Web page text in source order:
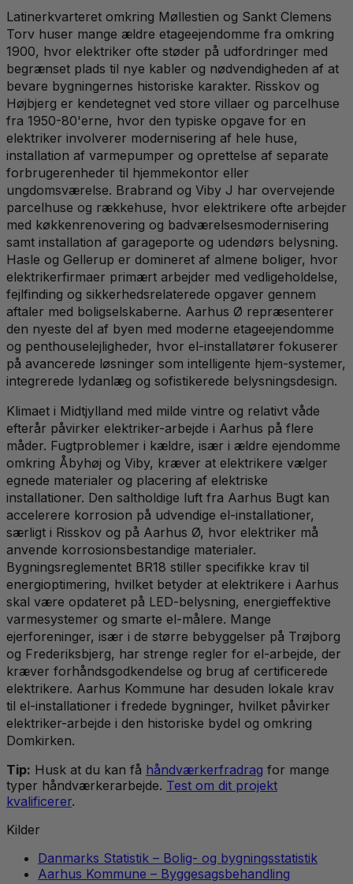
Latinerkvarteret omkring Møllestien og Sankt Clemens
Torv huser mange ældre etageejendomme fra omkring
1900, hvor elektriker ofte støder på udfordringer med
begrænset plads til nye kabler og nødvendigheden af at
bevare bygningernes historiske karakter. Risskov og
Højbjerg er kendetegnet ved store villaer og parcelhuse
fra 1950-80'erne, hvor den typiske opgave for en
elektriker involverer modernisering af hele huse,
installation af varmepumper og oprettelse af separate
forbrugerenheder til hjemmekontor eller
ungdomsværelse. Brabrand og Viby J har overvejende
parcelhuse og rækkehuse, hvor elektrikere ofte arbejder
med køkkenrenovering og badværelsesmodernisering
samt installation af garageporte og udendørs belysning.
Hasle og Gellerup er domineret af almene boliger, hvor
elektrikerfirmaer primært arbejder med vedligeholdelse,
fejlfinding og sikkerhedsrelaterede opgaver gennem
aftaler med boligselskaberne. Aarhus Ø repræsenterer
den nyeste del af byen med moderne etageejendomme
og penthouselejligheder, hvor el-installatører fokuserer
på avancerede løsninger som intelligente hjem-systemer,
integrerede lydanlæg og sofistikerede belysningsdesign.
Klimaet i Midtjylland med milde vintre og relativt våde
efterår påvirker elektriker-arbejde i Aarhus på flere
måder. Fugtproblemer i kældre, især i ældre ejendomme
omkring Åbyhøj og Viby, kræver at elektrikere vælger
egnede materialer og placering af elektriske
installationer. Den saltholdige luft fra Aarhus Bugt kan
accelerere korrosion på udvendige el-installationer,
særligt i Risskov og på Aarhus Ø, hvor elektriker må
anvende korrosionsbestandige materialer.
Bygningsreglementet BR18 stiller specifikke krav til
energioptimering, hvilket betyder at elektrikere i Aarhus
skal være opdateret på LED-belysning, energieffektive
varmesystemer og smarte el-målere. Mange
ejerforeninger, især i de større bebyggelser på Trøjborg
og Frederiksbjerg, har strenge regler for el-arbejde, der
kræver forhåndsgodkendelse og brug af certificerede
elektrikere. Aarhus Kommune har desuden lokale krav
til el-installationer i fredede bygninger, hvilket påvirker
elektriker-arbejde i den historiske bydel og omkring
Domkirken.
Tip: Husk at du kan få håndværkerfradrag for mange
typer håndværkerarbejde. Test om dit projekt
kvalificerer.
Kilder
Danmarks Statistik – Bolig- og bygningsstatistik
Aarhus Kommune – Byggesagsbehandling